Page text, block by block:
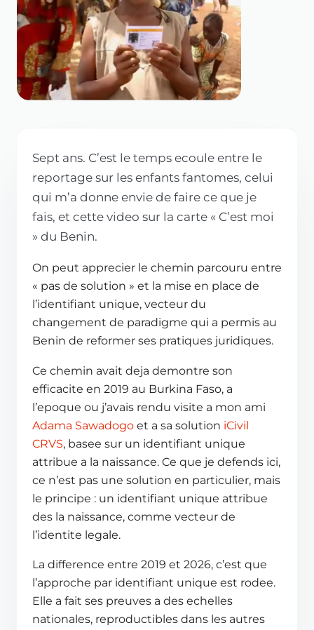
Sept ans. C’est le temps ecoule entre le
reportage sur les enfants fantomes, celui
qui m’a donne envie de faire ce que je
fais, et cette video sur la carte « C’est moi
» du Benin.
On peut apprecier le chemin parcouru entre
« pas de solution » et la mise en place de
l’identifiant unique, vecteur du
changement de paradigme qui a permis au
Benin de reformer ses pratiques juridiques.
Ce chemin avait deja demontre son
efficacite en 2019 au Burkina Faso, a
l’epoque ou j’avais rendu visite a mon ami
Adama Sawadogo et a sa solution iCivil
CRVS, basee sur un identifiant unique
attribue a la naissance. Ce que je defends ici,
ce n’est pas une solution en particulier, mais
le principe : un identifiant unique attribue
des la naissance, comme vecteur de
l’identite legale.
La difference entre 2019 et 2026, c’est que
l’approche par identifiant unique est rodee.
Elle a fait ses preuves a des echelles
nationales, reproductibles dans les autres